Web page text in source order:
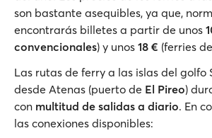
son bastante asequibles, ya que,
encontrarás billetes a partir de unos
convencionales) y unos 18 € (ferries de
Las rutas de ferry a las islas del golfo
desde Atenas (puerto de El Pireo)
con multitud de salidas a diario. En
las conexiones disponibles: